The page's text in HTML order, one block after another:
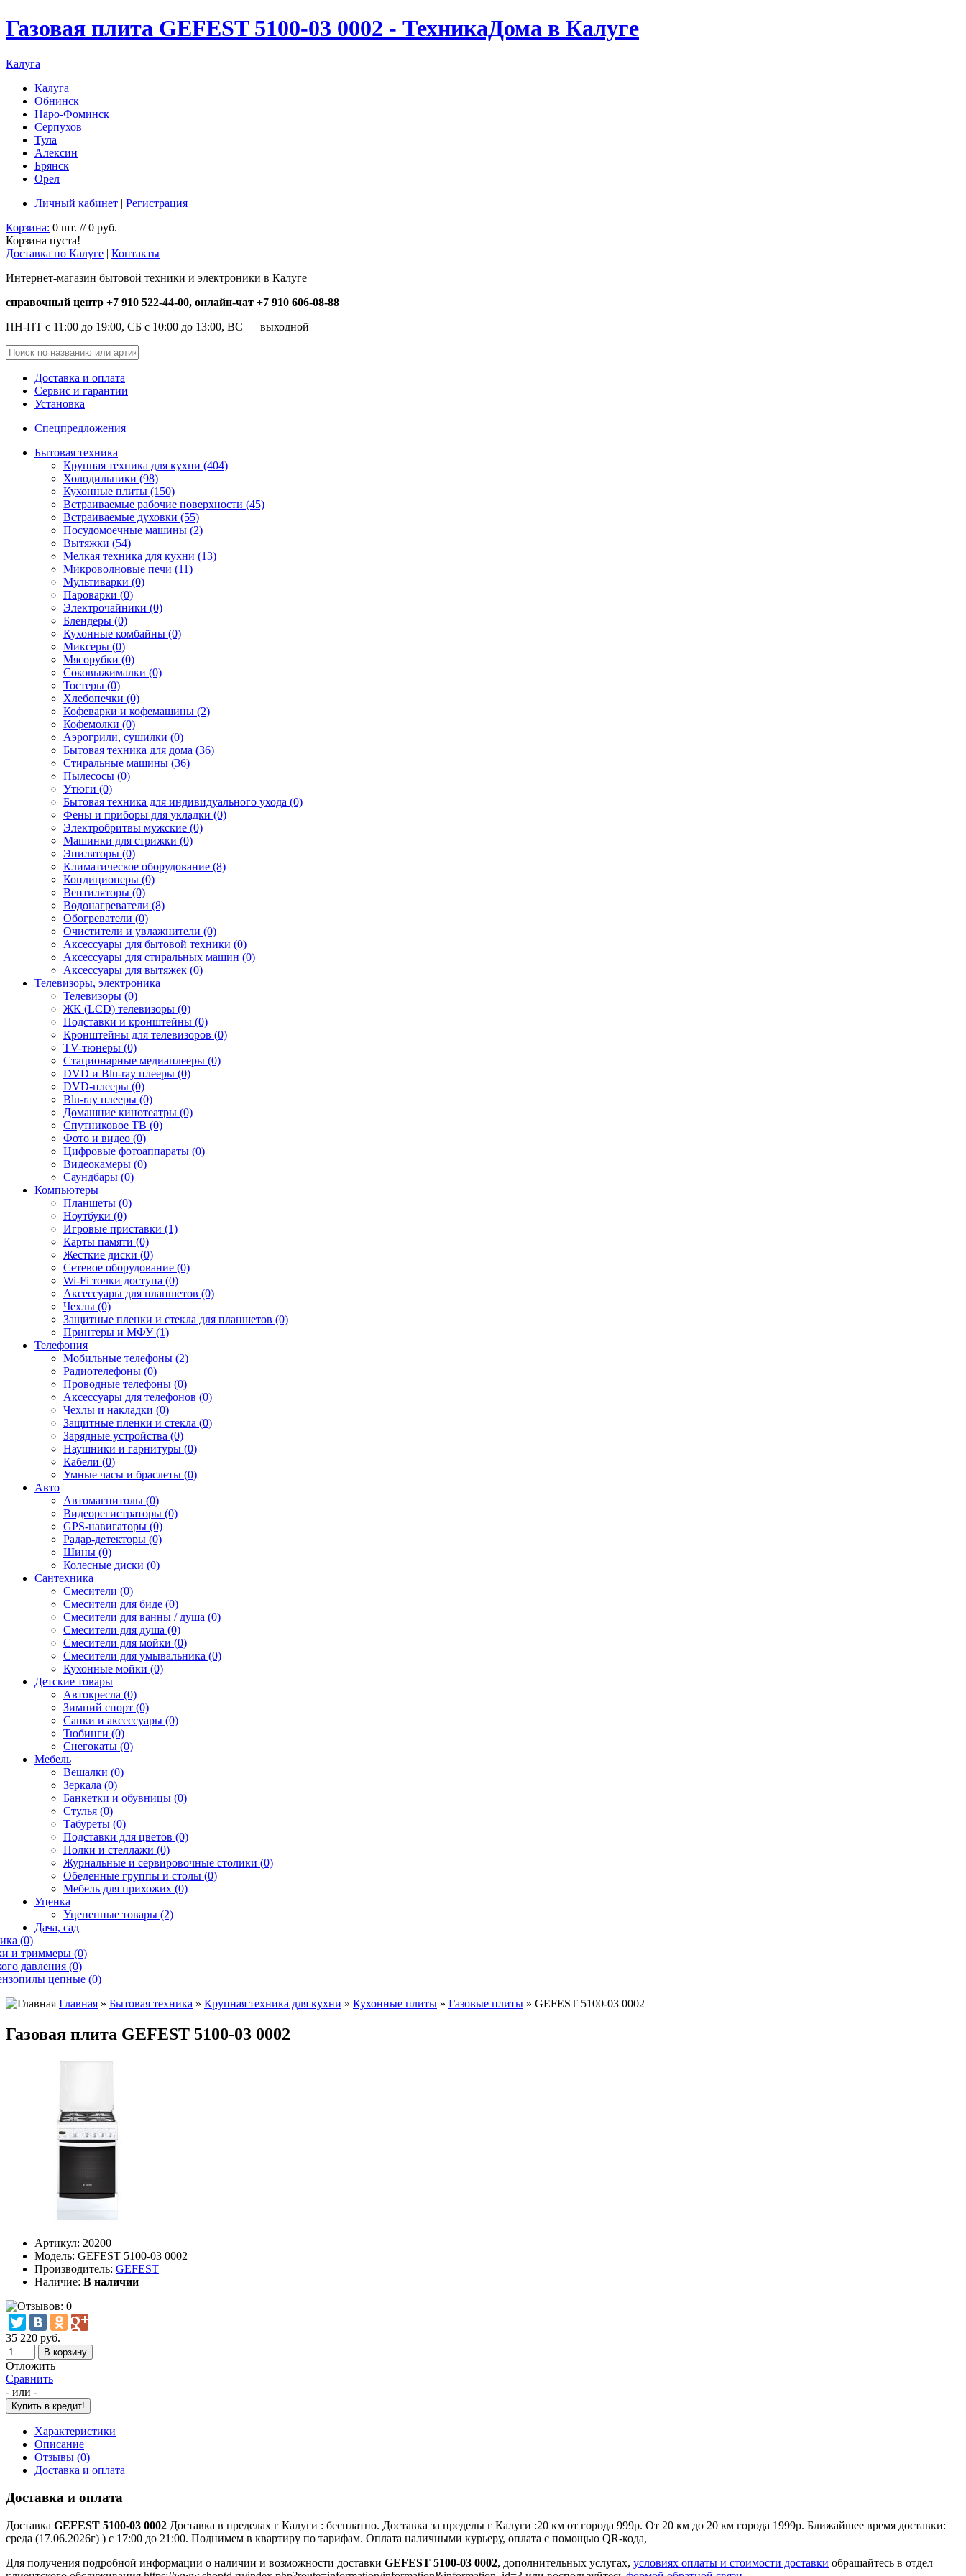
Газовая плита GEFEST 5100-03 0002 - ТехникаДома в Калуге
Калуга
Калуга
Обнинск
Наро-Фоминск
Серпухов
Тула
Алексин
Брянск
Орел
Личный кабинет | Регистрация
Корзина: 0 шт. // 0 руб.
Корзина пуста!
Доставка по Калуге | Контакты
Интернет-магазин бытовой техники и электроники в Калуге
справочный центр +7 910 522-44-00, онлайн-чат +7 910 606-08-88
ПН-ПТ с 11:00 до 19:00, СБ с 10:00 до 13:00, ВС — выходной
Доставка и оплата
Сервис и гарантии
Установка
Спецпредложения
Бытовая техника
Крупная техника для кухни (404)
Холодильники (98)
Кухонные плиты (150)
Встраиваемые рабочие поверхности (45)
Встраиваемые духовки (55)
Посудомоечные машины (2)
Вытяжки (54)
Мелкая техника для кухни (13)
Микроволновые печи (11)
Мультиварки (0)
Пароварки (0)
Электрочайники (0)
Блендеры (0)
Кухонные комбайны (0)
Миксеры (0)
Мясорубки (0)
Соковыжималки (0)
Тостеры (0)
Хлебопечки (0)
Кофеварки и кофемашины (2)
Кофемолки (0)
Аэрогрили, сушилки (0)
Бытовая техника для дома (36)
Стиральные машины (36)
Пылесосы (0)
Утюги (0)
Бытовая техника для индивидуального ухода (0)
Фены и приборы для укладки (0)
Электробритвы мужские (0)
Машинки для стрижки (0)
Эпиляторы (0)
Климатическое оборудование (8)
Кондиционеры (0)
Вентиляторы (0)
Водонагреватели (8)
Обогреватели (0)
Очистители и увлажнители (0)
Аксессуары для бытовой техники (0)
Аксессуары для стиральных машин (0)
Аксессуары для вытяжек (0)
Телевизоры, электроника
Телевизоры (0)
ЖК (LCD) телевизоры (0)
Подставки и кронштейны (0)
Кронштейны для телевизоров (0)
TV-тюнеры (0)
Стационарные медиаплееры (0)
DVD и Blu-ray плееры (0)
DVD-плееры (0)
Blu-ray плееры (0)
Домашние кинотеатры (0)
Спутниковое ТВ (0)
Фото и видео (0)
Цифровые фотоаппараты (0)
Видеокамеры (0)
Саундбары (0)
Компьютеры
Планшеты (0)
Ноутбуки (0)
Игровые приставки (1)
Карты памяти (0)
Жесткие диски (0)
Сетевое оборудование (0)
Wi-Fi точки доступа (0)
Аксессуары для планшетов (0)
Чехлы (0)
Защитные пленки и стекла для планшетов (0)
Принтеры и МФУ (1)
Телефония
Мобильные телефоны (2)
Радиотелефоны (0)
Проводные телефоны (0)
Аксессуары для телефонов (0)
Чехлы и накладки (0)
Защитные пленки и стекла (0)
Зарядные устройства (0)
Наушники и гарнитуры (0)
Кабели (0)
Умные часы и браслеты (0)
Авто
Автомагнитолы (0)
Видеорегистраторы (0)
GPS-навигаторы (0)
Радар-детекторы (0)
Шины (0)
Колесные диски (0)
Сантехника
Смесители (0)
Смесители для биде (0)
Смесители для ванны / душа (0)
Смесители для душа (0)
Смесители для мойки (0)
Смесители для умывальника (0)
Кухонные мойки (0)
Детские товары
Автокресла (0)
Зимний спорт (0)
Санки и аксессуары (0)
Тюбинги (0)
Снегокаты (0)
Мебель
Вешалки (0)
Зеркала (0)
Банкетки и обувницы (0)
Стулья (0)
Табуреты (0)
Подставки для цветов (0)
Полки и стеллажи (0)
Журнальные и сервировочные столики (0)
Обеденные группы и столы (0)
Мебель для прихожих (0)
Уценка
Уцененные товары (2)
Дача, сад
(0)
и триммеры (0)
давления (0)
цепные (0)
Главная » Бытовая техника » Крупная техника для кухни » Кухонные плиты » Газовые плиты » GEFEST 5100-03 0002
Газовая плита GEFEST 5100-03 0002
Артикул: 20200
Модель: GEFEST 5100-03 0002
Производитель: GEFEST
Наличие: В наличии
35 220 руб.
Отложить
Сравнить
- или -
Характеристики
Описание
Отзывы (0)
Доставка и оплата
Доставка и оплата
Доставка GEFEST 5100-03 0002 Доставка в пределах г Калуги : бесплатно. Доставка за пределы г Калуги :20 км от города 999р. От 20 км до 20 км города 1999р. Ближайшее время доставки:
среда (17.06.2026г) ) с 17:00 до 21:00. Поднимем в квартиру по тарифам. Оплата наличными курьеру, оплата с помощью QR-кода,
Для получения подробной информации о наличии и возможности доставки GEFEST 5100-03 0002, дополнительных услугах, условиях оплаты и стоимости доставки обращайтесь в отдел